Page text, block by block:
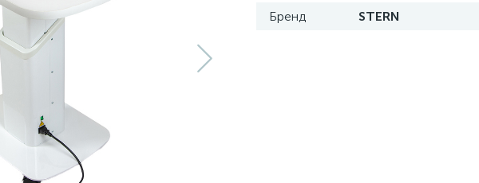
Бренд
STERN